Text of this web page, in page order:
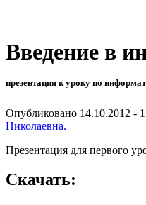
Введение в
презентация к уроку по
Опубликовано 14.10.2012 -
Николаевна.
Презентация для первого
Скачать: